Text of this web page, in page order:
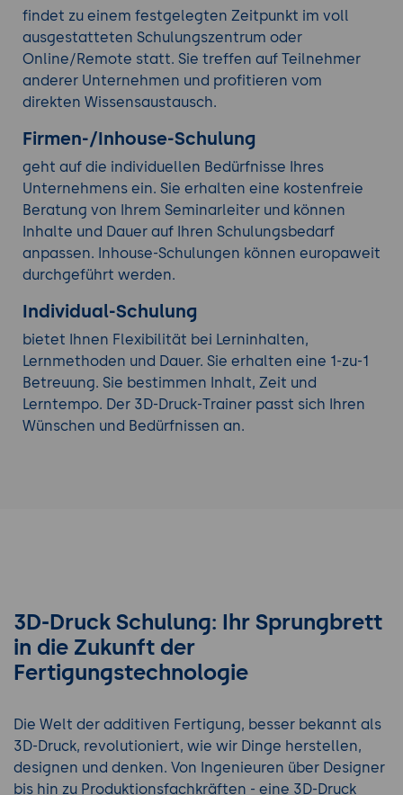
findet zu einem festgelegten Zeitpunkt im voll
ausgestatteten Schulungszentrum oder
Online/Remote statt. Sie treffen auf Teilnehmer
anderer Unternehmen und profitieren vom
direkten Wissensaustausch.
Firmen-/Inhouse-Schulung
geht auf die individuellen Bedürfnisse Ihres
Unternehmens ein. Sie erhalten eine kostenfreie
Beratung von Ihrem Seminarleiter und können
Inhalte und Dauer auf Ihren Schulungsbedarf
anpassen. Inhouse-Schulungen können europaweit
durchgeführt werden.
Individual-Schulung
bietet Ihnen Flexibilität bei Lerninhalten,
Lernmethoden und Dauer. Sie erhalten eine 1-zu-1
Betreuung. Sie bestimmen Inhalt, Zeit und
Lerntempo. Der 3D-Druck-Trainer passt sich Ihren
Wünschen und Bedürfnissen an.
3D-Druck Schulung: Ihr Sprungbrett
in die Zukunft der
Fertigungstechnologie
Die Welt der additiven Fertigung, besser bekannt als
3D-Druck, revolutioniert, wie wir Dinge herstellen,
designen und denken. Von Ingenieuren über Designer
bis hin zu Produktionsfachkräften - eine 3D-Druck